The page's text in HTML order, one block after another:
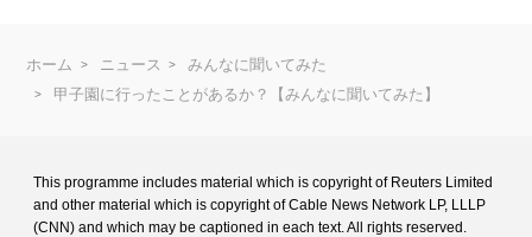
ホーム ニュース
みんなに聞いてみた
甲子園に行ったことがあるか？【みんなに聞いてみた】
This programme includes material which is copyright of Reuters Limited
and other material which is copyright of Cable News Network LP, LLLP
(CNN) and which may be captioned in each text. All rights reserved.